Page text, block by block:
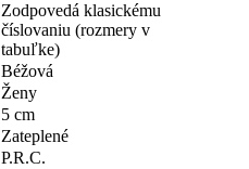
Zodpovedá klasickému
číslovaniu (rozmery v
tabuľke)
Béžová
Ženy
5 cm
Zateplené
P.R.C.